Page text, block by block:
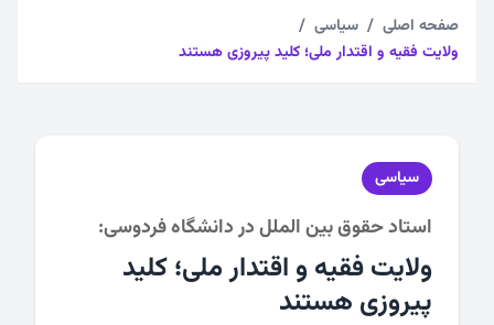
چندرسانه
فرهنگی
ورزشی
صفحه اصلی
سیاسی
ولایت فقیه و اقتدار ملی؛ کلید پیروزی هستند
سیاسی
استاد حقوق بین الملل در دانشگاه فردوسی:
ولایت فقیه و اقتدار ملی؛ کلید
پیروزی هستند